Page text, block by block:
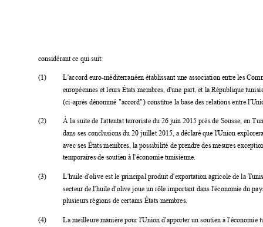
considérant ce qui suit:
(1) L'accord euro-méditerranéen établissant une association entre les
européennes et leurs États membres, d'une part, et la République
(ci-après dénommé "accord") constitue la base des relations entre l'U
(2) À la suite de l'attentat terroriste du 26 juin 2015 près de Sousse, en
dans ses conclusions du 20 juillet 2015, a déclaré que l'Union
avec ses États membres, la possibilité de prendre des mesures
temporaires de soutien à l'économie tunisienne.
(3) L'huile d'olive est le principal produit d'exportation agricole de la
secteur de l'huile d'olive joue un rôle important dans l'économie du
plusieurs régions de certains États membres.
(4) La meilleure manière pour l'Union d'apporter un soutien à l'économie